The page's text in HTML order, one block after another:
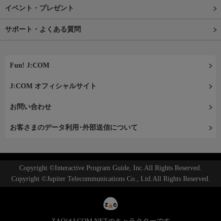
イベント・プレゼント
サポート・よくある質問
Fun! J:COM
J:COM オフィシャルサイト
お問い合わせ
お客さまのデータ利用･外部送信について
Copyright ©Interactive Program Guide, Inc.All Rights Reserved.
Copyright ©Jupiter Telecommunications Co., Ltd.All Rights Reserved.